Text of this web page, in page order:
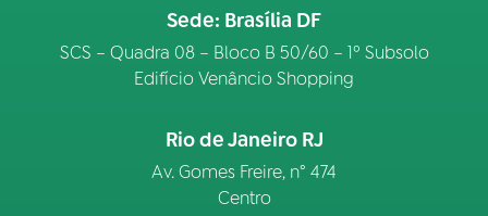
Sede: Brasília DF
SCS – Quadra 08 – Bloco B 50/60 – 1º Subsolo
Edifício Venâncio Shopping
Rio de Janeiro RJ
Av. Gomes Freire, n° 474
Centro